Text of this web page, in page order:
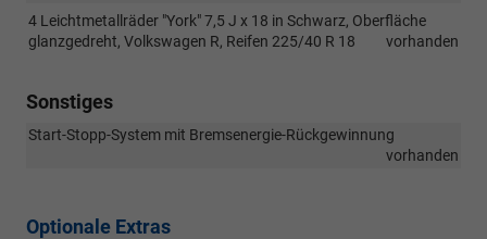
4 Leichtmetallräder "York" 7,5 J x 18 in Schwarz, Oberfläche
glanzgedreht, Volkswagen R, Reifen 225/40 R 18
vorhanden
Sonstiges
Start-Stopp-System mit Bremsenergie-Rückgewinnung
vorhanden
Optionale Extras